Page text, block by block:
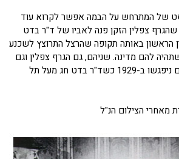
של המתרחש על הבמה אפשר לקרוא עוד
שהגרף צפלין הזקן פנה לאביו של ד"ר בדט
הראשון באותה תקופה שהרצל התרוצץ לשכנע
להם מדינה. שניהם, גם הגרף צפלין וגם
הרצל נחשבו להוזים, והם ניפגשו ב-1929 כשד"ר בדט חג מעל תל
מאחרי הצילום הנ"ל